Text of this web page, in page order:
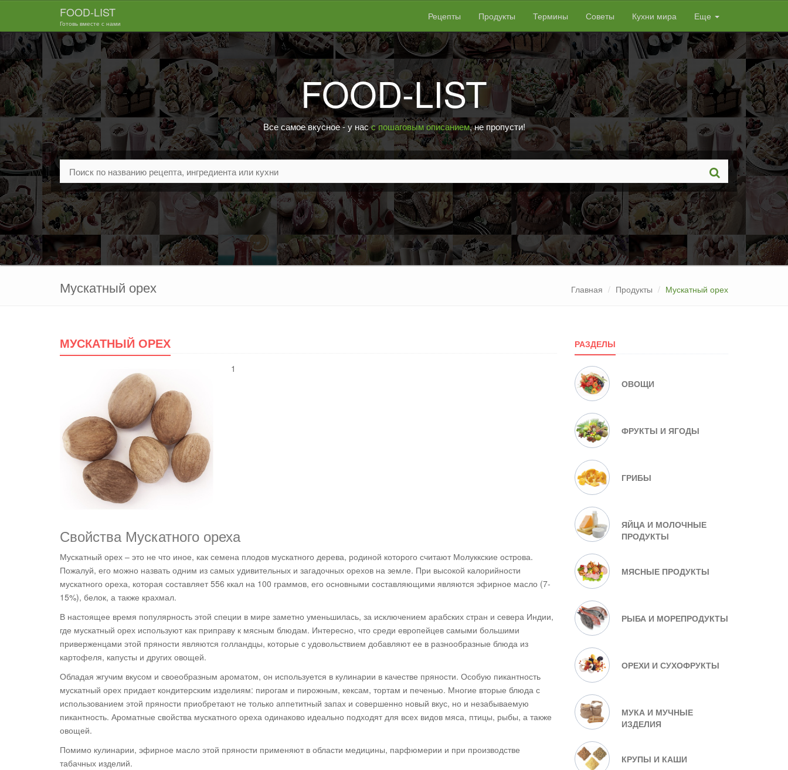
FOOD-LIST
Готовь вместе с нами
Рецепты Продукты Термины Советы Кухни мира Еще
FOOD-LIST
Все самое вкусное - у насс пошаговым описанием, не пропусти!
Мускатный орех Главная Продукты Мускатный орех
МУСКАТНЫЙ ОРЕХ
1
Свойства Мускатного ореха
Мускатный орех – это не что иное, как семена плодов мускатного дерева, родиной которого считают Молуккские острова.
Пожалуй, его можно назвать одним из самых удивительных и загадочных орехов на земле. При высокой калорийности
мускатного ореха, которая составляет 556 ккал на 100 граммов, его основными составляющими являются эфирное масло (7-
15%), белок, а также крахмал.
В настоящее время популярность этой специи в мире заметно уменьшилась, за исключением арабских стран и севера Индии,
где мускатный орех используют как приправу к мясным блюдам. Интересно, что среди европейцев самыми большими
приверженцами этой пряности являются голландцы, которые с удовольствием добавляют ее в разнообразные блюда из
картофеля, капусты и других овощей.
Обладая жгучим вкусом и своеобразным ароматом, он используется в кулинарии в качестве пряности. Особую пикантность
мускатный орех придает кондитерским изделиям: пирогам и пирожным, кексам, тортам и печенью. Многие вторые блюда с
использованием этой пряности приобретают не только аппетитный запах и совершенно новый вкус, но и незабываемую
пикантность. Ароматные свойства мускатного ореха одинаково идеально подходят для всех видов мяса, птицы, рыбы, а также
овощей.
Помимо кулинарии, эфирное масло этой пряности применяют в области медицины, парфюмерии и при производстве
табачных изделий.
РАЗДЕЛЫ
ОВОЩИ
ФРУКТЫ И ЯГОДЫ
ГРИБЫ
ЯЙЦА И МОЛОЧНЫЕ
ПРОДУКТЫ
МЯСНЫЕ ПРОДУКТЫ
РЫБА И МОРЕПРОДУКТЫ
ОРЕХИ И СУХОФРУКТЫ
МУКА И МУЧНЫЕ
ИЗДЕЛИЯ
КРУПЫ И КАШИ